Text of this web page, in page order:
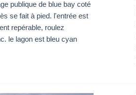
publique de blue bay coté
se fait à pied. l'entrée est
repérable, roulez
le lagon est bleu cyan